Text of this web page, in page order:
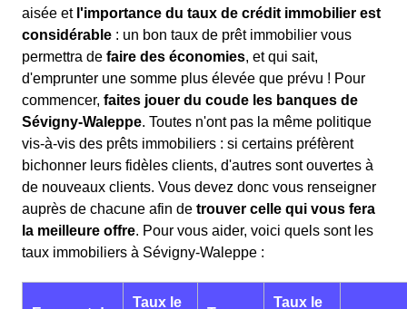
aisée et l'importance du taux de crédit immobilier est
considérable : un bon taux de prêt immobilier vous
permettra de faire des économies, et qui sait,
d'emprunter une somme plus élevée que prévu ! Pour
commencer, faites jouer du coude les banques de
Sévigny-Waleppe. Toutes n'ont pas la même politique
vis-à-vis des prêts immobiliers : si certains préfèrent
bichonner leurs fidèles clients, d'autres sont ouvertes à
de nouveaux clients. Vous devez donc vous renseigner
auprès de chacune afin de trouver celle qui vous fera
la meilleure offre. Pour vous aider, voici quels sont les
taux immobiliers à Sévigny-Waleppe :
Taux le
Taux le